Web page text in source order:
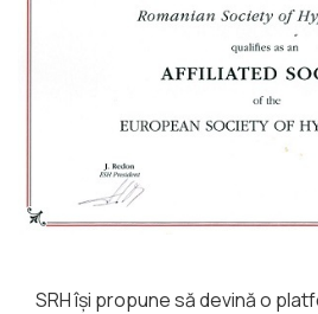
SRH îşi propune să devină o